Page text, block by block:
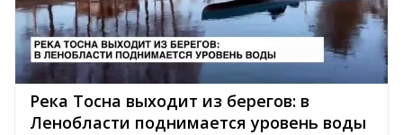
Река Тосна выходит из берегов: в
Ленобласти поднимается уровень воды